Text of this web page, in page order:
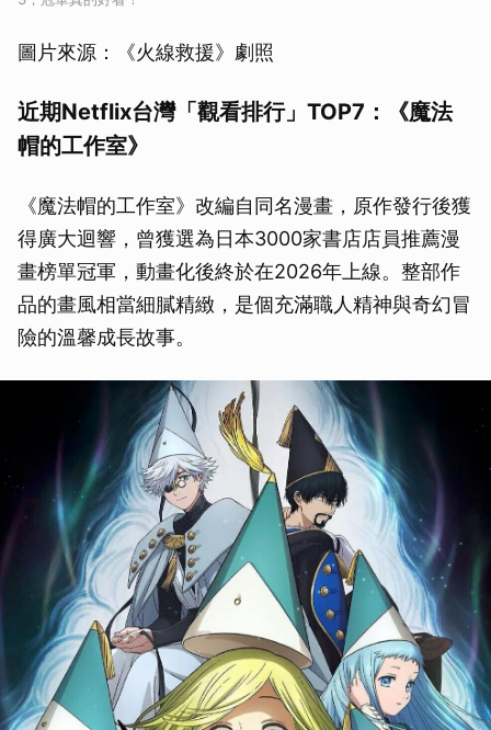
圖片來源：《火線救援》劇照
近期Netflix台灣「觀看排行」TOP7：《魔法
帽的工作室》
《魔法帽的工作室》改編自同名漫畫，原作發行後獲
得廣大迴響，曾獲選為日本3000家書店店員推薦漫
畫榜單冠軍，動畫化後終於在2026年上線。整部作
品的畫風相當細膩精緻，是個充滿職人精神與奇幻冒
險的溫馨成長故事。